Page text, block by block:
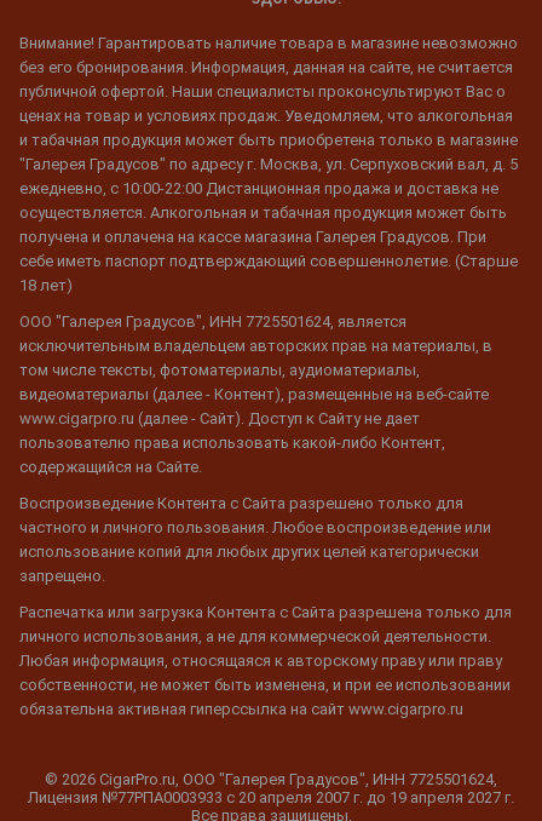
Внимание! Гарантировать наличие товара в магазине невозможно
без его бронирования. Информация, данная на сайте, не считается
публичной офертой. Наши специалисты проконсультируют Вас о
ценах на товар и условиях продаж. Уведомляем, что алкогольная
и табачная продукция может быть приобретена только в магазине
"Галерея Градусов" по адресу г. Москва, ул. Серпуховский вал, д. 5
ежедневно, с 10:00-22:00 Дистанционная продажа и доставка не
осуществляется. Алкогольная и табачная продукция может быть
получена и оплачена на кассе магазина Галерея Градусов. При
себе иметь паспорт подтверждающий совершеннолетие. (Старше
18 лет)
ООО "Галерея Градусов", ИНН 7725501624, является
исключительным владельцем авторских прав на материалы, в
том числе тексты, фотоматериалы, аудиоматериалы,
видеоматериалы (далее - Контент), размещенные на веб-сайте
www.cigarpro.ru (далее - Сайт). Доступ к Сайту не дает
пользователю права использовать какой-либо Контент,
содержащийся на Сайте.
Воспроизведение Контента с Сайта разрешено только для
частного и личного пользования. Любое воспроизведение или
использование копий для любых других целей категорически
запрещено.
Распечатка или загрузка Контента с Сайта разрешена только для
личного использования, а не для коммерческой деятельности.
Любая информация, относящаяся к авторскому праву или праву
собственности, не может быть изменена, и при ее использовании
обязательна активная гиперссылка на сайт www.cigarpro.ru
© 2026 CigarPro.ru, ООО "Галерея Градусов", ИНН 7725501624,
Лицензия №77РПА0003933 c 20 апреля 2007 г. до 19 апреля 2027 г.
Все права защищены.